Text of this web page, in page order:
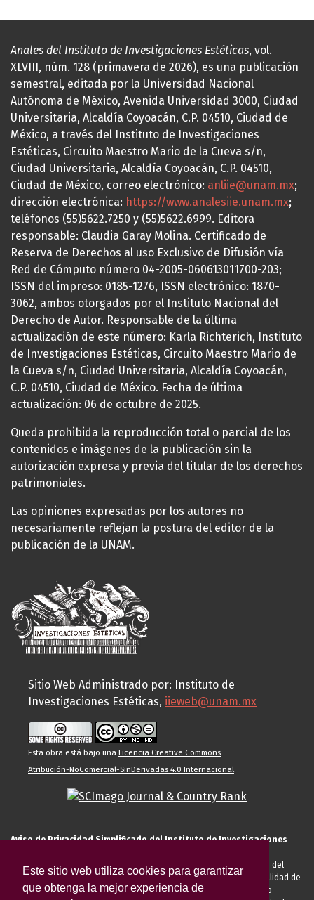
Este sitio web utiliza cookies para garantizar
que obtenga la mejor experiencia de
Anales del Instituto de Investigaciones Estéticas, vol.
XLVIII, núm. 128 (primavera de 2026), es una publicación
semestral, editada por la Universidad Nacional
Autónoma de México, Avenida Universidad 3000, Ciudad
Universitaria, Alcaldía Coyoacán, C.P. 04510, Ciudad de
México, a través del Instituto de Investigaciones
Estéticas, Circuito Maestro Mario de la Cueva s/n,
Ciudad Universitaria, Alcaldía Coyoacán, C.P. 04510,
Ciudad de México, correo electrónico: anliie@unam.mx;
dirección electrónica: https://www.analesiie.unam.mx;
teléfonos (55)5622.7250 y (55)5622.6999. Editora
responsable: Claudia Garay Molina. Certificado de
Reserva de Derechos al uso Exclusivo de Difusión vía
Red de Cómputo número 04-2005-060613011700-203;
ISSN del impreso: 0185-1276, ISSN electrónico: 1870-
3062, ambos otorgados por el Instituto Nacional del
Derecho de Autor. Responsable de la última
actualización de este número: Karla Richterich, Instituto
de Investigaciones Estéticas, Circuito Maestro Mario de
la Cueva s/n, Ciudad Universitaria, Alcaldía Coyoacán,
C.P. 04510, Ciudad de México. Fecha de última
actualización: 06 de octubre de 2025.
Queda prohibida la reproducción total o parcial de los
contenidos e imágenes de la publicación sin la
autorización expresa y previa del titular de los derechos
patrimoniales.
Las opiniones expresadas por los autores no
necesariamente reflejan la postura del editor de la
publicación de la UNAM.
Sitio Web Administrado por: Instituto de
Investigaciones Estéticas, iieweb@unam.mx
Esta obra está bajo una Licencia Creative Commons
Atribución-NoComercial-SinDerivadas 4.0 Internacional.
Aviso de Privacidad Simplificado del Instituto de Investigaciones
El Instituto de Investigaciones Estéticas de la UNAM, es responsable del
tratamiento de sus datos personales para el registro de usted en calidad de
alumno, docente, personal de la entidad académica, conferencista o